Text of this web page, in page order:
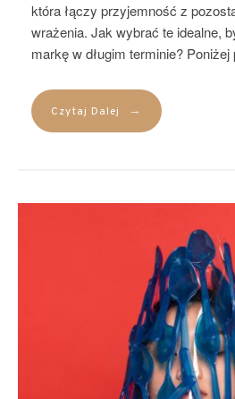
która łączy przyjemność z
wrażenia. Jak wybrać te idealne,
markę w długim terminie?
Czytaj Dalej →